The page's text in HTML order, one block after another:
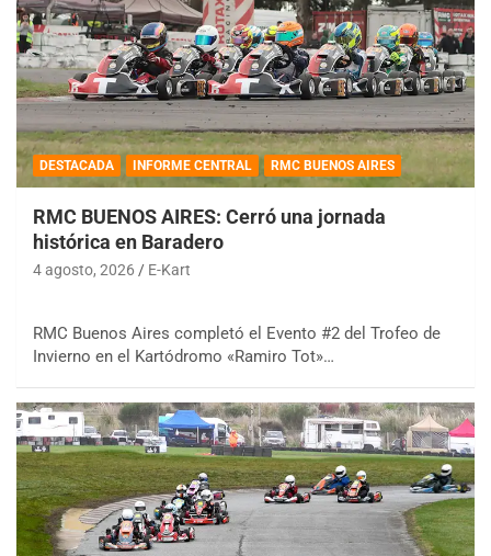
DESTACADA INFORME CENTRAL RMC BUENOS AIRES
RMC BUENOS AIRES: Cerró una jornada
histórica en Baradero
4 agosto, 2026 E-Kart
RMC Buenos Aires completó el Evento #2 del Trofeo de
Invierno en el Kartódromo «Ramiro Tot»…